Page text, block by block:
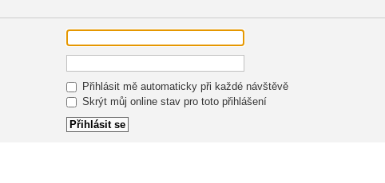
Přihlásit mě automaticky při každé návštěvě
Skrýt můj online stav pro toto přihlášení